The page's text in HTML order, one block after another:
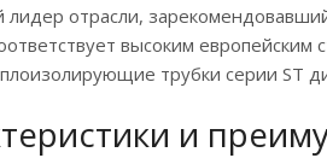
лидер отрасли,
высоким
трубки серии ST
и